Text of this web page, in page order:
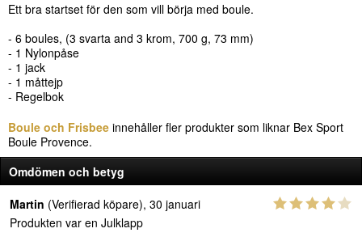
Ett bra startset för den som vill börja med boule.
- 6 boules, (3 svarta and 3 krom, 700 g, 73 mm)
- 1 Nylonpåse
- 1 jack
- 1 måttejp
- Regelbok
Boule och Frisbee innehåller fler produkter som liknar Bex Sport
Boule Provence.
Omdömen och betyg
Martin (Verifierad köpare), 30 januari
Produkten var en Julklapp